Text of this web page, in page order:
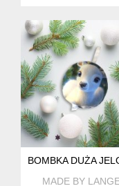
BOMBKA DUŻA
MADE BY